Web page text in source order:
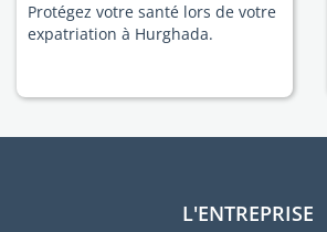
Protégez votre santé lors de votre
expatriation à Hurghada.
L'ENTREPRISE